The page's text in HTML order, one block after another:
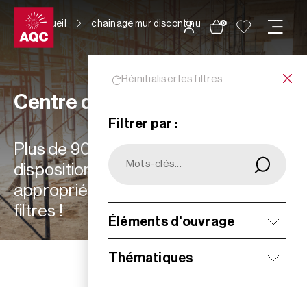
Panneau de gestion des cookies
0
Accueil chainage mur discontinu
Réinitialiser les filtres
Filtrer par :
Éléments d'ouvrage
Thématiques
Centre de ressources
Plus de 900 ressources à votre
disposition : choisissez les plus
appropriées à vos besoins grâce aux
filtres !